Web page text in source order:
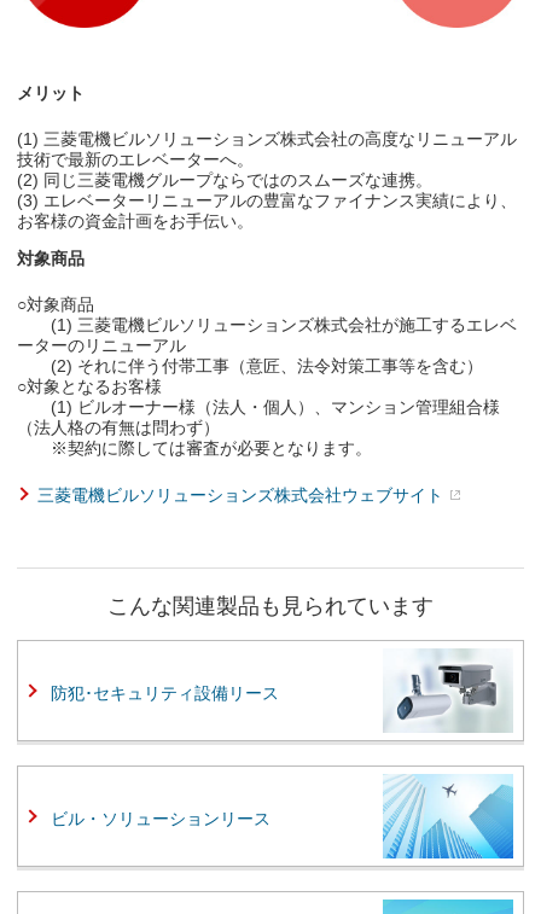
メリット
(1) 三菱電機ビルソリューションズ株式会社の高度なリニューアル
技術で最新のエレベーターへ。
(2) 同じ三菱電機グループならではのスムーズな連携。
(3) エレベーターリニューアルの豊富なファイナンス実績により、
お客様の資金計画をお手伝い。
対象商品
○対象商品
(1) 三菱電機ビルソリューションズ株式会社が施工するエレベ
ーターのリニューアル
(2) それに伴う付帯工事（意匠、法令対策工事等を含む）
○対象となるお客様
(1) ビルオーナー様（法人・個人）、マンション管理組合様
（法人格の有無は問わず）
※契約に際しては審査が必要となります。
三菱電機ビルソリューションズ株式会社ウェブサイト
こんな関連製品も見られています
防犯･セキュリティ設備リース
ビル・ソリューションリース